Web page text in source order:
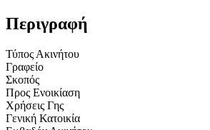
Περιγραφή
Τύπος Ακινήτου
Γραφείο
Σκοπός
Προς Ενοικίαση
Χρήσεις Γης
Γενική Κατοικία